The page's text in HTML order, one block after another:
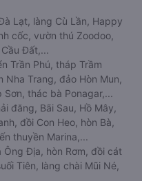
Lạt, làng Cù Lần, Happy
cốc, vườn thú Zoodoo,
Đất,...
Trần Phú, tháp Trầm
Trang, đảo Hòn Mun,
thác bà Ponagar,...
đăng, Bãi Sau, Hồ Mây,
đồi Con Heo, hòn Bà,
thuyền Marina,...
Ông Địa, hòn Rơm, đồi cát
Tiên, làng chài Mũi Né,